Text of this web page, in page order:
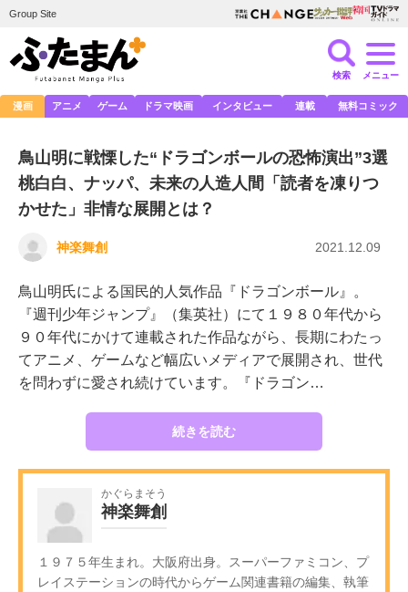
Group Site
検索 メニュー
漫画 アニメ ゲーム ドラマ映画 インタビュー 連載 無料コミック
鳥山明に戦慄した“ドラゴンボールの恐怖演出”3選
桃白白、ナッパ、未来の人造人間「読者を凍りつ
かせた」非情な展開とは？
神楽舞創 2021.12.09
鳥山明氏による国民的人気作品『ドラゴンボール』。
『週刊少年ジャンプ』（集英社）にて１９８０年代から
９０年代にかけて連載された作品ながら、長期にわたっ
てアニメ、ゲームなど幅広いメディアで展開され、世代
を問わずに愛され続けています。『ドラゴン…
続きを読む
かぐらまそう
神楽舞創
１９７５年生まれ。大阪府出身。スーパーファミコン、プ
レイステーションの時代からゲーム関連書籍の編集、執筆